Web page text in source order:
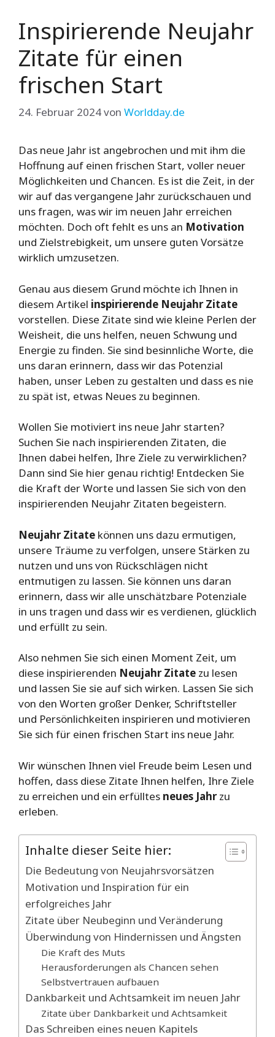
Inspirierende Neujahr
Zitate für einen
frischen Start
24. Februar 2024von Worldday.de
Das neue Jahr ist angebrochen und mit ihm die
Hoffnung auf einen frischen Start, voller neuer
Möglichkeiten und Chancen. Es ist die Zeit, in der
wir auf das vergangene Jahr zurückschauen und
uns fragen, was wir im neuen Jahr erreichen
möchten. Doch oft fehlt es uns an Motivation
und Zielstrebigkeit, um unsere guten Vorsätze
wirklich umzusetzen.
Genau aus diesem Grund möchte ich Ihnen in
diesem Artikel inspirierende Neujahr Zitate
vorstellen. Diese Zitate sind wie kleine Perlen der
Weisheit, die uns helfen, neuen Schwung und
Energie zu finden. Sie sind besinnliche Worte, die
uns daran erinnern, dass wir das Potenzial
haben, unser Leben zu gestalten und dass es nie
zu spät ist, etwas Neues zu beginnen.
Wollen Sie motiviert ins neue Jahr starten?
Suchen Sie nach inspirierenden Zitaten, die
Ihnen dabei helfen, Ihre Ziele zu verwirklichen?
Dann sind Sie hier genau richtig! Entdecken Sie
die Kraft der Worte und lassen Sie sich von den
inspirierenden Neujahr Zitaten begeistern.
Neujahr Zitate können uns dazu ermutigen,
unsere Träume zu verfolgen, unsere Stärken zu
nutzen und uns von Rückschlägen nicht
entmutigen zu lassen. Sie können uns daran
erinnern, dass wir alle unschätzbare Potenziale
in uns tragen und dass wir es verdienen, glücklich
und erfüllt zu sein.
Also nehmen Sie sich einen Moment Zeit, um
diese inspirierenden Neujahr Zitate zu lesen
und lassen Sie sie auf sich wirken. Lassen Sie sich
von den Worten großer Denker, Schriftsteller
und Persönlichkeiten inspirieren und motivieren
Sie sich für einen frischen Start ins neue Jahr.
Wir wünschen Ihnen viel Freude beim Lesen und
hoffen, dass diese Zitate Ihnen helfen, Ihre Ziele
zu erreichen und ein erfülltes neues Jahrzu
erleben.
Inhalte dieser Seite hier:
Die Bedeutung von Neujahrsvorsätzen
Motivation und Inspiration für ein
erfolgreiches Jahr
Zitate über Neubeginn und Veränderung
Überwindung von Hindernissen und Ängsten
Die Kraft des Muts
Herausforderungen als Chancen sehen
Selbstvertrauen aufbauen
Dankbarkeit und Achtsamkeit im neuen Jahr
Zitate über Dankbarkeit und Achtsamkeit
Das Schreiben eines neuen Kapitels